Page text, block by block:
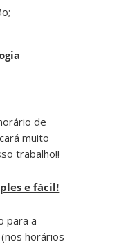
de
muito
trabalho!!
e fácil!
para a
(nos horários